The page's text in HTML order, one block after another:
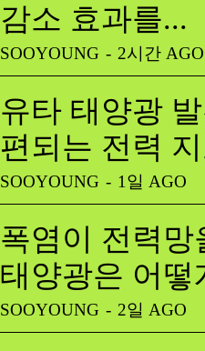
감소 효과를...
SOOYOUNG - 2시간 AGO
유타 태양광
편되는 전력
SOOYOUNG - 1일 AGO
폭염이 전력망
태양광은 어떻
SOOYOUNG - 2일 AGO